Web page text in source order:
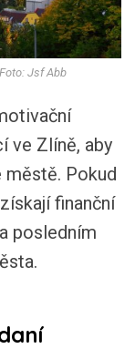
Jsf Abb
ve Zlíně, aby
Pokud
finanční
posledním